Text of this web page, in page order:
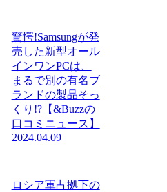
驚愕!Samsungが発
売した新型オール
インワンPCは、
まるで別の有名ブ
ランドの製品そっ
くり!?【&Buzzの
口コミニュース】
2024.04.09
ロシア軍占拠下の